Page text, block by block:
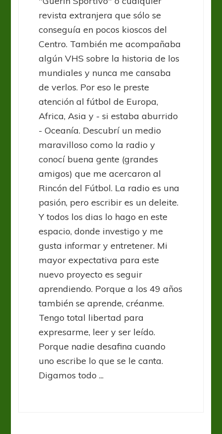
revista extranjera que sólo se
conseguía en pocos kioscos del
Centro. También me acompañaba
algún VHS sobre la historia de los
mundiales y nunca me cansaba
de verlos. Por eso le preste
atención al fútbol de Europa,
Africa, Asia y - si estaba aburrido
- Oceanía. Descubrí un medio
maravilloso como la radio y
conocí buena gente (grandes
amigos) que me acercaron al
Rincón del Fútbol. La radio es una
pasión, pero escribir es un deleite.
Y todos los dias lo hago en este
espacio, donde investigo y me
gusta informar y entretener. Mi
mayor expectativa para este
nuevo proyecto es seguir
aprendiendo. Porque a los 49 años
también se aprende, créanme.
Tengo total libertad para
expresarme, leer y ser leído.
Porque nadie desafina cuando
uno escribe lo que se le canta.
Digamos todo ...